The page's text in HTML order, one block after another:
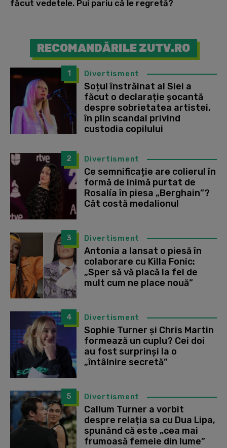
făcut vedetele. Pui pariu că le regretă?
RECOMANDĂRILE ZUTV.RO
1 Divertisment
Soțul înstrăinat al Siei a
făcut o declarație șocantă
despre sobrietatea artistei,
în plin scandal privind
custodia copilului
2 Divertisment
Ce semnificație are colierul în
formă de inimă purtat de
Rosalía în piesa „Berghain”?
Cât costă medalionul
3 Divertisment
Antonia a lansat o piesă în
colaborare cu Killa Fonic:
„Sper să vă placă la fel de
mult cum ne place nouă”
4 Divertisment
Sophie Turner și Chris Martin
formează un cuplu? Cei doi
au fost surprinși la o
„întâlnire secretă”
5 Divertisment
Callum Turner a vorbit
despre relația sa cu Dua Lipa,
spunând că este „cea mai
frumoasă femeie din lume”